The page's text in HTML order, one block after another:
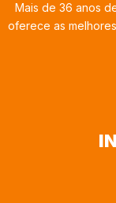
Mais de 36 anos
oferece as